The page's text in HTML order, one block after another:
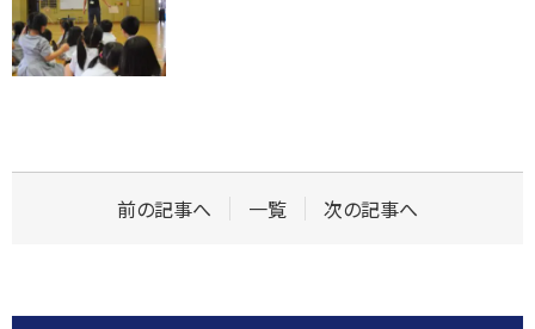
前の記事へ 一覧 次の記事へ